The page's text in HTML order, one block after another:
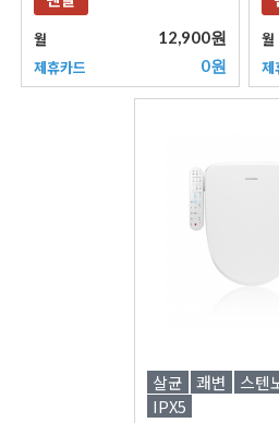
월 12,900원
제휴카드 0원
월
제
살균 쾌변
스텐
IPX5